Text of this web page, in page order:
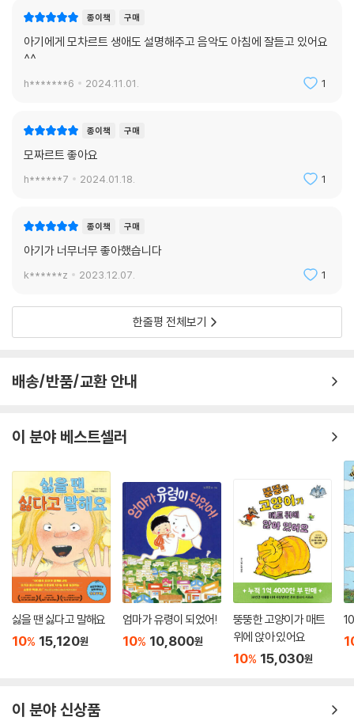
종이책 구매
아기에게 모차르트 생애도 설명해주고 음악도 아침에 잘듣고 있어요
^^
h*******6 2024.11.01. 1
종이책 구매
모짜르트 좋아요
h******7 2024.01.18. 1
종이책 구매
아기가 너무너무 좋아했습니다
k******z 2023.12.07. 1
한줄평 전체보기
배송/반품/교환 안내
이 분야 베스트셀러
싫을 땐 싫다고 말해요
10% 15,120원
엄마가 유령이 되었어!
10% 10,800원
뚱뚱한 고양이가 매트
위에 앉아 있어요
10% 15,030원
이 분야 신상품